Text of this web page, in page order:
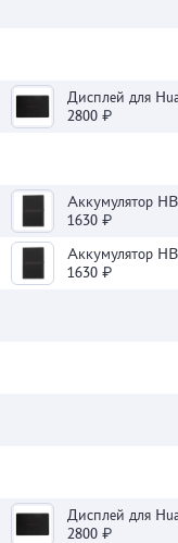
2800 ₽
1630 ₽
1630 ₽
2800 ₽